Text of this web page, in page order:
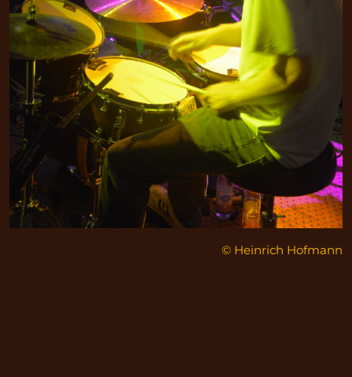
© Heinrich Hofmann